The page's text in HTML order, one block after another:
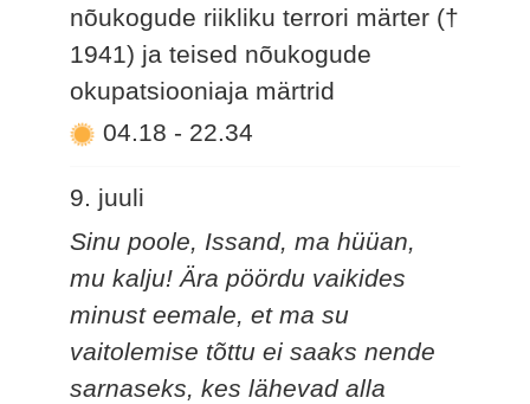
nõukogude riikliku terrori märter (†
1941) ja teised nõukogude
okupatsiooniaja märtrid
04.18 - 22.34
9. juuli
Sinu poole, Issand, ma hüüan,
mu kalju! Ära pöördu vaikides
minust eemale, et ma su
vaitolemise tõttu ei saaks nende
sarnaseks, kes lähevad alla